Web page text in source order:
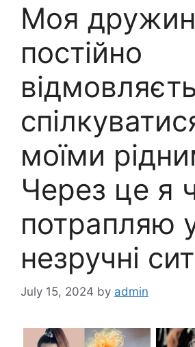
Моя
постійно
моїми
Через це я
потрапляю
незручні
July 15, 2024 by admin